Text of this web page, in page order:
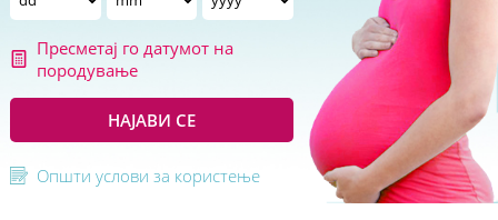
Пресметај го датумот на
породување
НАЈАВИ СЕ
Општи услови за користење